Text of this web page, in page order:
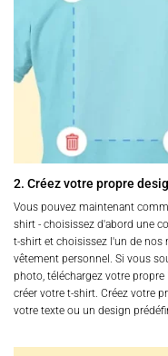
2. Créez votre propre
Vous pouvez maintenant
shirt - choisissez d'abord une
t-shirt et choisissez l'un de nos
vêtement personnel. Si vous
photo, téléchargez votre
créer votre t-shirt. Créez votre
votre texte ou un design